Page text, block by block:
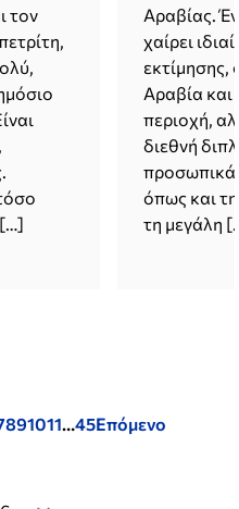
τον
Αραβίας.
χαίρει
εκτίμησης,
Αραβία και
περιοχή,
διεθνή
προσωπικά
όπως και
τη μεγάλη
891011…45Επόμενο